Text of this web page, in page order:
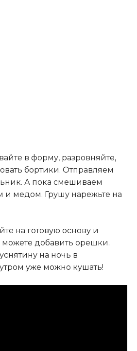
в форму, разровняйте,
бортики. Отправляем
А пока смешиваем
и медом. Грушу нарежьте на
на готовую основу и
можете добавить орешки.
на ночь в
уже можно кушать!